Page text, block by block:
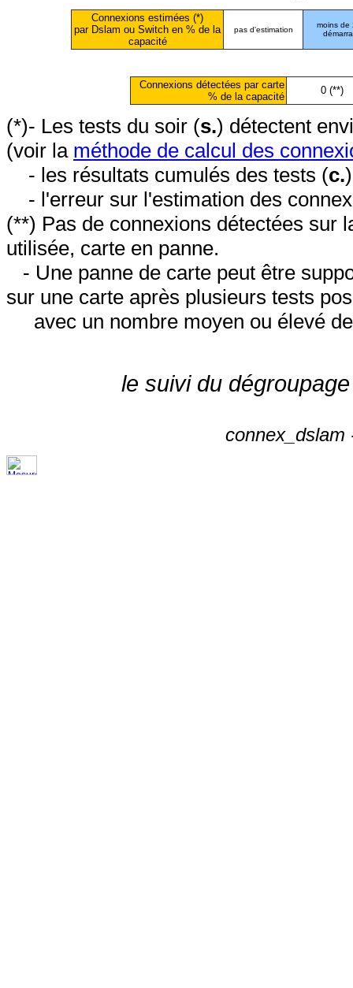
Connexions estimées (*)
par Dslam ou Switch en % de la
capacité
pas d'estimation
moins de
Connexions détectées par carte
% de la capacité
0 (**)
(*)- Les tests du soir (s.) détectent
(voir la méthode de calcul des
- les résultats cumulés des tests (c.
- l'erreur sur l'estimation des
(**) Pas de connexions détectées sur
utilisée, carte en panne.
- Une panne de carte peut être
sur une carte après plusieurs tests
avec un nombre moyen ou élevé
le suivi du
connex_dslam